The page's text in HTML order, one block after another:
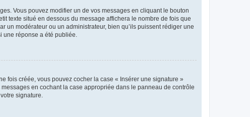
Vous pouvez modifier un de vos messages en cliquant le bouton
texte situé en dessous du message affichera le nombre de fois que
un modérateur ou un administrateur, bien qu’ils puissent rédiger une
une réponse a été publiée.
fois créée, vous pouvez cocher la case « Insérer une signature »
en cochant la case appropriée dans le panneau de contrôle
signature.